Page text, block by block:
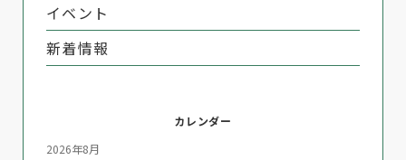
イベント
新着情報
カレンダー
2026年8月